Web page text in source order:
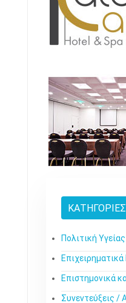
ΚΑΤΗΓΟΡΊΕΣ
Πολιτική Υγείας
Επιχειρηματικά
Επιστημονικά
Συνεντεύξεις /